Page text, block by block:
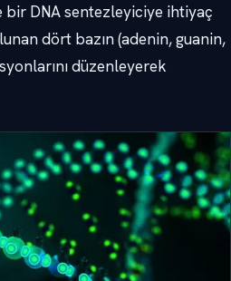
bir DNA sentezleyiciye ihtiyaç
dört bazın (adenin, guanin,
düzenleyerek